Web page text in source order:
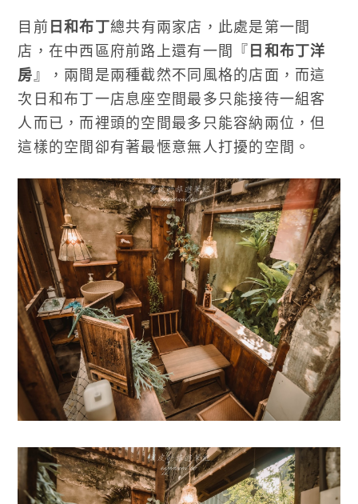
目前 日和布丁總共有兩家店，此處是第一間
店，在中西區府前路上還有一間『 日和布丁洋
房 』，兩間是兩種截然不同風格的店面，而這
次日和布丁一店息座空間最多只能接待一組客
人而已，而裡頭的空間最多只能容納兩位，但
這樣的空間卻有著最愜意無人打擾的空間。